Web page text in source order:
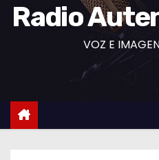
Radio
VOZ E